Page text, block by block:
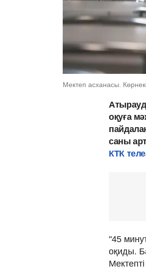
Мектеп асханасы.
оқуға
саны
КТК
"45
оқиды.